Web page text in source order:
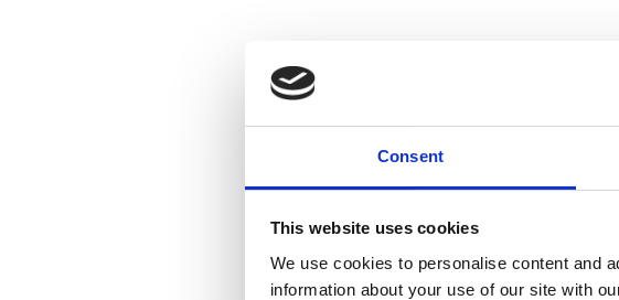
Consent
This website uses cookies
We use cookies to personalise content and
information about your use of our site with